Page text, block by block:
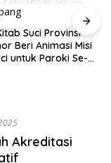
Suci Provinsi
Beri Animasi Misi
untuk Paroki Se-
Akreditasi